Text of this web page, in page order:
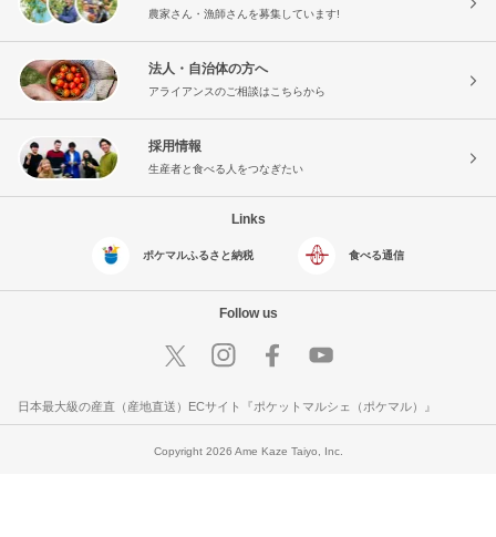
農家さん・漁師さんを募集しています!
法人・自治体の方へ
アライアンスのご相談はこちらから
採用情報
生産者と食べる人をつなぎたい
Links
ポケマルふるさと納税 食べる通信
Follow us
日本最大級の産直（産地直送）ECサイト『ポケットマルシェ（ポケマル）』
Copyright 2026 Ame Kaze Taiyo, Inc.